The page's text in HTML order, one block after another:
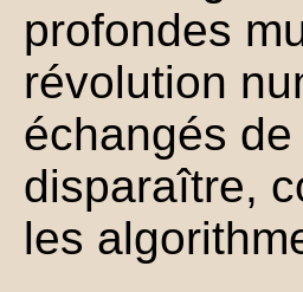
profondes
révolution
échangés
disparaître,
les